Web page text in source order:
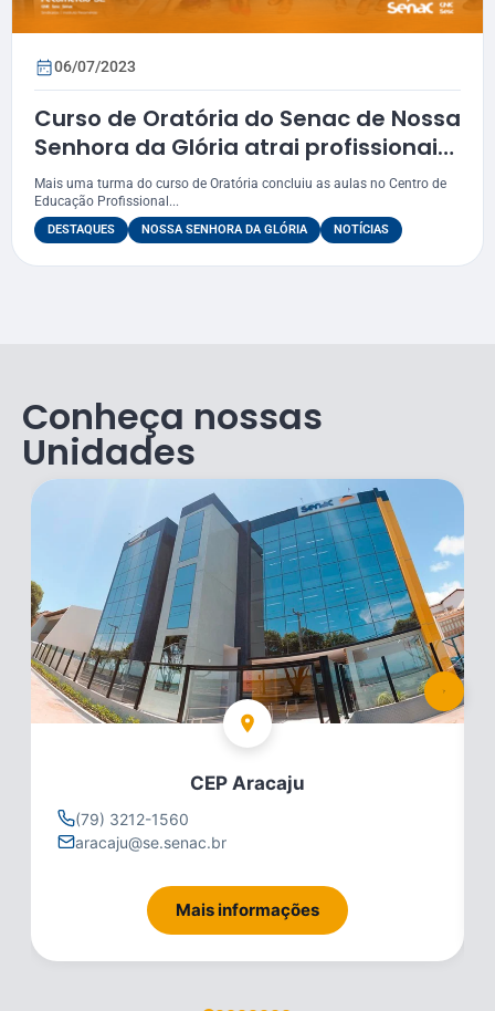
06/07/2023
Curso de Oratória do Senac de Nossa
Senhora da Glória atrai profissionais
de diversas áreas
Mais uma turma do curso de Oratória concluiu as aulas no Centro de
Educação Profissional...
DESTAQUES NOSSA SENHORA DA GLÓRIA NOTÍCIAS
Conheça nossas
Unidades
CEP Aracaju
(79) 3212-1560
aracaju@se.senac.br
Mais informações